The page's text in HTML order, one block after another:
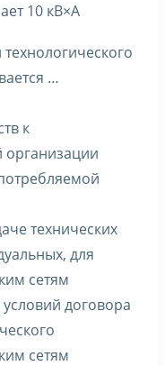
10 кВ×А
…
к
организации
технических
для
сетям
договора
сетям